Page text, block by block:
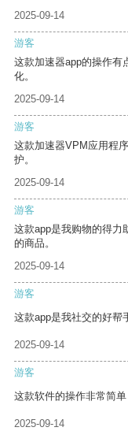
2025-09-14
游客
这款加速器app的操作有
化。
2025-09-14
游客
这款加速器VPM应用程
护。
2025-09-14
游客
这款app是我购物的得力
的商品。
2025-09-14
游客
这款app是我社交的好帮
2025-09-14
游客
这款软件的操作非常简
2025-09-14